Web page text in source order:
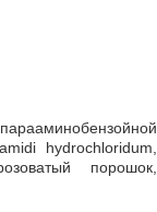
hydrochloridum,
порошок,